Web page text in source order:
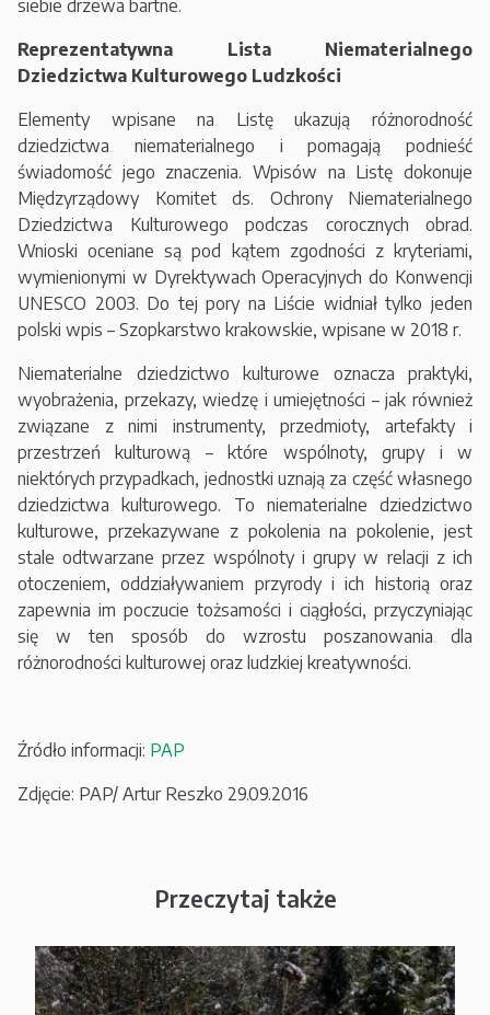
siebie drzewa bartne.
Reprezentatywna Lista Niematerialnego
Dziedzictwa Kulturowego Ludzkości
Elementy wpisane na Listę ukazują różnorodność
dziedzictwa niematerialnego i pomagają podnieść
świadomość jego znaczenia. Wpisów na Listę dokonuje
Międzyrządowy Komitet ds. Ochrony Niematerialnego
Dziedzictwa Kulturowego podczas corocznych obrad.
Wnioski oceniane są pod kątem zgodności z kryteriami,
wymienionymi w Dyrektywach Operacyjnych do Konwencji
UNESCO 2003. Do tej pory na Liście widniał tylko jeden
polski wpis – Szopkarstwo krakowskie, wpisane w 2018 r.
Niematerialne dziedzictwo kulturowe oznacza praktyki,
wyobrażenia, przekazy, wiedzę i umiejętności – jak również
związane z nimi instrumenty, przedmioty, artefakty i
przestrzeń kulturową – które wspólnoty, grupy i w
niektórych przypadkach, jednostki uznają za część własnego
dziedzictwa kulturowego. To niematerialne dziedzictwo
kulturowe, przekazywane z pokolenia na pokolenie, jest
stale odtwarzane przez wspólnoty i grupy w relacji z ich
otoczeniem, oddziaływaniem przyrody i ich historią oraz
zapewnia im poczucie tożsamości i ciągłości, przyczyniając
się w ten sposób do wzrostu poszanowania dla
różnorodności kulturowej oraz ludzkiej kreatywności.
Źródło informacji: PAP
Zdjęcie: PAP/ Artur Reszko 29.09.2016
Przeczytaj także